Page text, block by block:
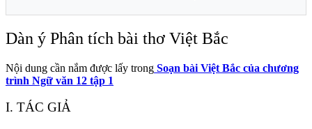
Dàn ý Phân tích bài thơ Việt Bắc
Nội dung cần nắm được lấy trong Soạn bài Việt Bắc của chương
trình Ngữ văn 12 tập 1
I. TÁC GIẢ